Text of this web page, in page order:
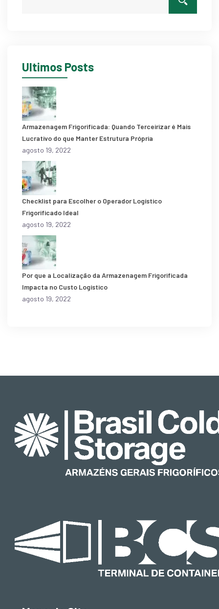
Últimos Posts
Armazenagem Frigorificada: Quando Terceirizar é Mais
Lucrativo do que Manter Estrutura Própria
agosto 19, 2022
Checklist para Escolher o Operador Logístico
Frigorificado Ideal
agosto 19, 2022
Por que a Localização da Armazenagem Frigorificada
Impacta no Custo Logístico
agosto 19, 2022